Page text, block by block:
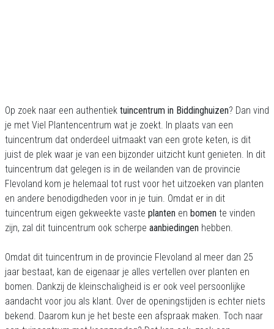
Op zoek naar een authentiek tuincentrum in Biddinghuizen? Dan vind
je met Viel Plantencentrum wat je zoekt. In plaats van een
tuincentrum dat onderdeel uitmaakt van een grote keten, is dit
juist de plek waar je van een bijzonder uitzicht kunt genieten. In dit
tuincentrum dat gelegen is in de weilanden van de provincie
Flevoland kom je helemaal tot rust voor het uitzoeken van planten
en andere benodigdheden voor in je tuin. Omdat er in dit
tuincentrum eigen gekweekte vaste planten en bomen te vinden
zijn, zal dit tuincentrum ook scherpe aanbiedingen hebben.
Omdat dit tuincentrum in de provincie Flevoland al meer dan 25
jaar bestaat, kan de eigenaar je alles vertellen over planten en
bomen. Dankzij de kleinschaligheid is er ook veel persoonlijke
aandacht voor jou als klant. Over de openingstijden is echter niets
bekend. Daarom kun je het beste een afspraak maken. Toch naar